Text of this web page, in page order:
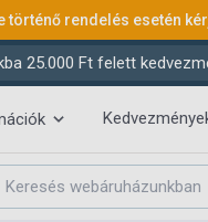
történő rendelés esetén
25.000 Ft felett